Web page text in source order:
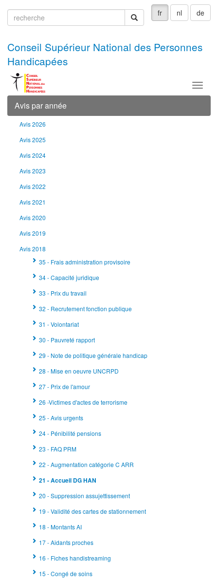
fr nl de
recherche
Conseil Supérieur National des Personnes
Handicapées
Menu
Avis par année
Avis 2026
Avis 2025
Avis 2024
Avis 2023
Avis 2022
Avis 2021
Avis 2020
Avis 2019
Avis 2018
35 - Frais administration provisoire
34 - Capacité juridique
33 - Prix du travail
32 - Recrutement fonction publique
31 - Volontariat
30 - Pauvreté rapport
29 - Note de politique générale handicap
28 - Mise en oeuvre UNCRPD
27 - Prix de l'amour
26 -Victimes d'actes de terrorisme
25 - Avis urgents
24 - Pénibilité pensions
23 - FAQ PRM
22 - Augmentation catégorie C ARR
21 - Accueil DG HAN
20 - Suppression assujettissement
19 - Validité des cartes de stationnement
18 - Montants AI
17 - Aidants proches
16 - Fiches handistreaming
15 - Congé de soins